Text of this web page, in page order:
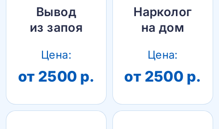
Вывод
из запоя
Цена:
от 2500 р.
Нарколог
на дом
Цена:
от 2500 р.